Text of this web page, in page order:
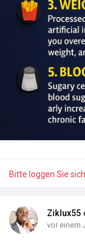
Bitte loggen Sie
Ziklux55
vor einem